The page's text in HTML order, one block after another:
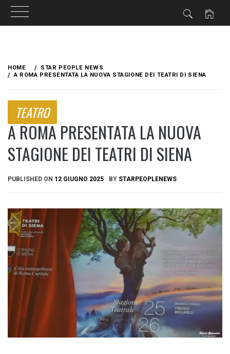
content
HOME
STAR PEOPLE NEWS
A ROMA PRESENTATA LA NUOVA STAGIONE DEI TEATRI DI SIENA
TEATRO
A ROMA PRESENTATA LA NUOVA
STAGIONE DEI TEATRI DI SIENA
PUBLISHED ON 12 GIUGNO 2025 BY STARPEOPLENEWS